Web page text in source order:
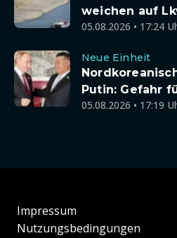
weichen auf
05.08.2026 • 17:24
Neue Einheit
Putin: Gefahr
05.08.2026 • 17:19
Impressum
Nutzungsbedingungen